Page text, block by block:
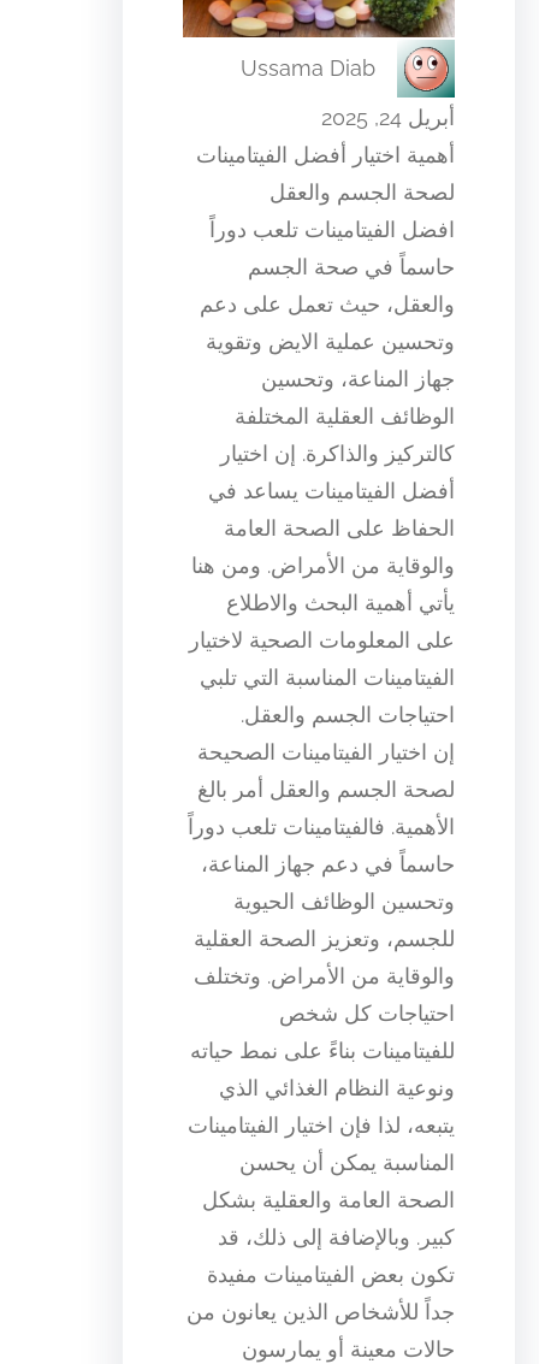
Ussama Diab
أبريل 24, 2025
أهمية اختيار أفضل الفيتامينات
لصحة الجسم والعقل
افضل الفيتامينات تلعب دوراً
حاسماً في صحة الجسم
والعقل، حيث تعمل على دعم
وتحسين عملية الايض وتقوية
جهاز المناعة، وتحسين
الوظائف العقلية المختلفة
كالتركيز والذاكرة. إن اختيار
أفضل الفيتامينات يساعد في
الحفاظ على الصحة العامة
والوقاية من الأمراض. ومن هنا
يأتي أهمية البحث والاطلاع
على المعلومات الصحية لاختيار
الفيتامينات المناسبة التي تلبي
احتياجات الجسم والعقل.
إن اختيار الفيتامينات الصحيحة
لصحة الجسم والعقل أمر بالغ
الأهمية. فالفيتامينات تلعب دوراً
حاسماً في دعم جهاز المناعة،
وتحسين الوظائف الحيوية
للجسم، وتعزيز الصحة العقلية
والوقاية من الأمراض. وتختلف
احتياجات كل شخص
للفيتامينات بناءً على نمط حياته
ونوعية النظام الغذائي الذي
يتبعه، لذا فإن اختيار الفيتامينات
المناسبة يمكن أن يحسن
الصحة العامة والعقلية بشكل
كبير. وبالإضافة إلى ذلك، قد
تكون بعض الفيتامينات مفيدة
جداً للأشخاص الذين يعانون من
حالات معينة أو يمارسون